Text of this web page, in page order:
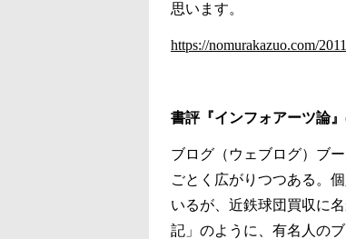
思います。
https://nomurakazuo.com/
書評『インフォアーツ論』
ブログ（ウェブログ）ブ
ごとく広がりつつある。
いるが、近鉄球団買収に
記」のように、有名人の